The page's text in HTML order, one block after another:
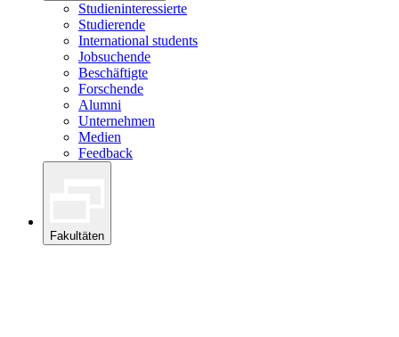
Studieninteressierte
Studierende
International students
Jobsuchende
Beschäftigte
Forschende
Alumni
Unternehmen
Medien
Feedback
Fakultäten